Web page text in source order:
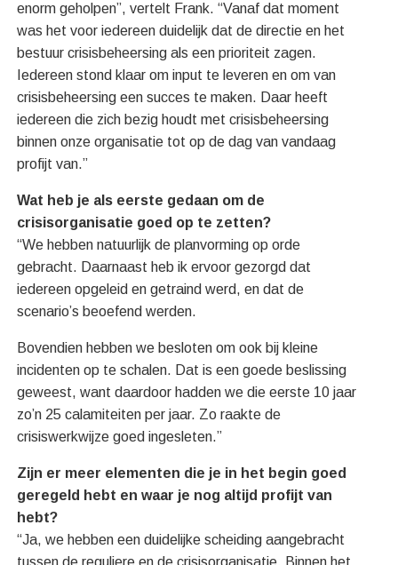
enorm geholpen”, vertelt Frank. “Vanaf dat moment
was het voor iedereen duidelijk dat de directie en het
bestuur crisisbeheersing als een prioriteit zagen.
Iedereen stond klaar om input te leveren en om van
crisisbeheersing een succes te maken. Daar heeft
iedereen die zich bezig houdt met crisisbeheersing
binnen onze organisatie tot op de dag van vandaag
profijt van.”
Wat heb je als eerste gedaan om de
crisisorganisatie goed op te zetten?
“We hebben natuurlijk de planvorming op orde
gebracht. Daarnaast heb ik ervoor gezorgd dat
iedereen opgeleid en getraind werd, en dat de
scenario’s beoefend werden.
Bovendien hebben we besloten om ook bij kleine
incidenten op te schalen. Dat is een goede beslissing
geweest, want daardoor hadden we die eerste 10 jaar
zo’n 25 calamiteiten per jaar. Zo raakte de
crisiswerkwijze goed ingesleten.”
Zijn er meer elementen die je in het begin goed
geregeld hebt en waar je nog altijd profijt van
hebt?
“Ja, we hebben een duidelijke scheiding aangebracht